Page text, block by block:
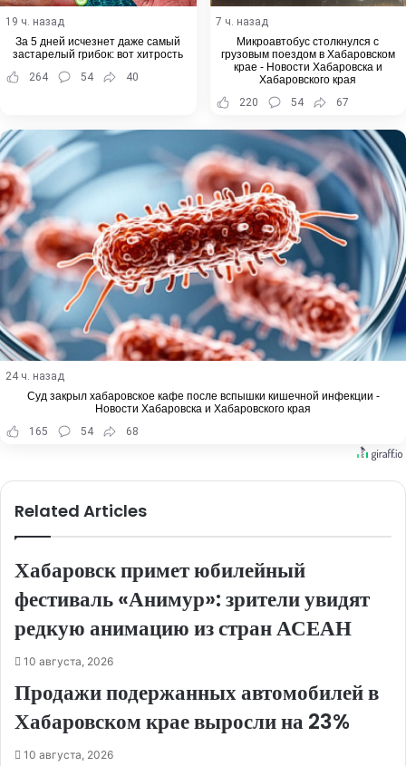
19 ч. назад
За 5 дней исчезнет даже самый
застарелый грибок: вот хитрость
264
54 40
7 ч. назад
Микроавтобус столкнулся с
грузовым поездом в Хабаровском
крае - Новости Хабаровска и
Хабаровского края
220
54 67
24 ч. назад
Суд закрыл хабаровское кафе после вспышки кишечной инфекции -
Новости Хабаровска и Хабаровского края
165
54 68
Related Articles
Хабаровск примет юбилейный
фестиваль «Анимур»: зрители увидят
редкую анимацию из стран АСЕАН
10 августа, 2026
Продажи подержанных автомобилей в
Хабаровском крае выросли на 23%
10 августа, 2026